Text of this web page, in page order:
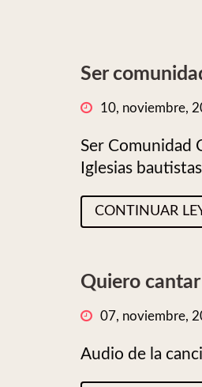
Ser
10, noviembre,
Ser Comunidad
Iglesias
CONTINUAR
Quiero
07, noviembre,
Audio de la